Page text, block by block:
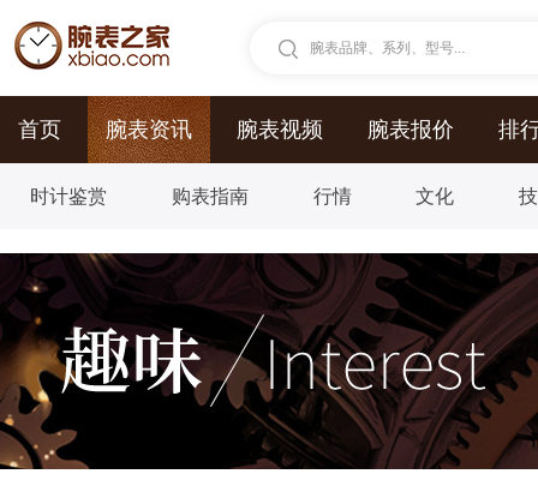
腕表品牌、系列、型号...
首页 腕表资讯 腕表视频 腕表报价 排
时计鉴赏 购表指南 行情 文化